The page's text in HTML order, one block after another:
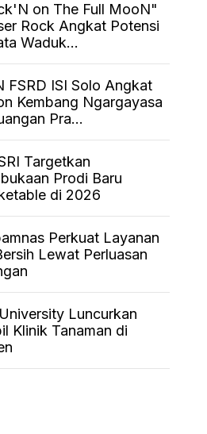
on The Full MooN"
Rock Angkat Potensi
Waduk...
FSRD ISI Solo Angkat
Kembang Ngargayasa
Pra...
Targetkan
Prodi Baru
di 2026
Perkuat Layanan
Lewat Perluasan
Luncurkan
Klinik Tanaman di